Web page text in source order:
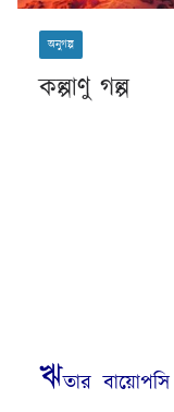
অনুগল্প
কল্পাণু গল্প
ঋতার